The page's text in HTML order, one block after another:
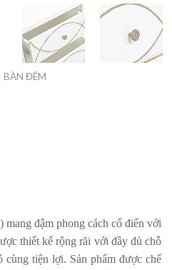
BÀN ĐÊM
mang đậm phong cách cổ điển với
thiết kế rộng rãi với đầy đủ chỗ
cùng tiện lợi. Sản phẩm được chế